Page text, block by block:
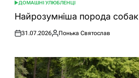
ОПУБЛІКУВАТИ
У
ДОМАШНІ УЛЮБЛЕНЦІ
Найрозумніша порода собак
Оприлюднено
31.07.2026
Опубліковано
Понька Святослав